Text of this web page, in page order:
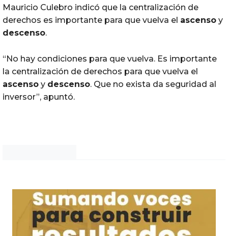
Mauricio Culebro indicó que la centralización de
derechos es importante para que vuelva el ascenso y
descenso.
“No hay condiciones para que vuelva. Es importante
la centralización de derechos para que vuelva el
ascenso y descenso. Que no exista da seguridad al
inversor”, apuntó.